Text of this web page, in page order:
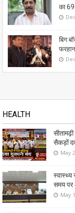
का
बिग
HEALTH
सैकड़ों
May
स्वास्थ्य
समय पर
May